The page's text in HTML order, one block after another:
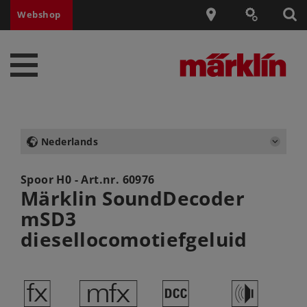
Webshop
Nederlands
Spoor H0 - Art.nr. 60976
Märklin SoundDecoder
mSD3
diesellocomotiefgeluid
d e § h